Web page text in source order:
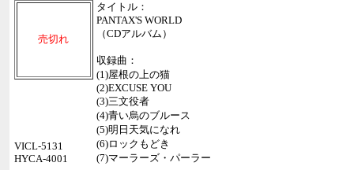
売切れ
タイトル：
PANTAX'S WORLD
（CDアルバム）
収録曲：
(1)屋根の上の猫
(2)EXCUSE YOU
(3)三文役者
(4)青い烏のブルース
(5)明日天気になれ
(6)ロックもどき
(7)マーラーズ・パーラー
VICL-5131
HYCA-4001